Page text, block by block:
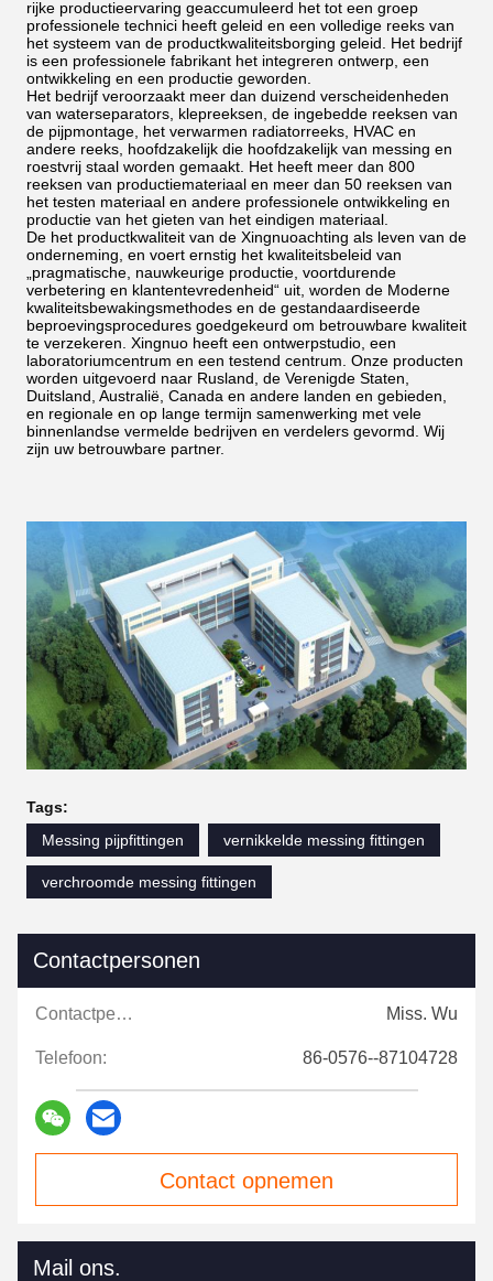
rijke productieervaring geaccumuleerd het tot een groep
professionele technici heeft geleid en een volledige reeks van
het systeem van de productkwaliteitsborging geleid. Het bedrijf
is een professionele fabrikant het integreren ontwerp, een
ontwikkeling en een productie geworden.
Het bedrijf veroorzaakt meer dan duizend verscheidenheden
van waterseparators, klepreeksen, de ingebedde reeksen van
de pijpmontage, het verwarmen radiatorreeks, HVAC en
andere reeks, hoofdzakelijk die hoofdzakelijk van messing en
roestvrij staal worden gemaakt. Het heeft meer dan 800
reeksen van productiemateriaal en meer dan 50 reeksen van
het testen materiaal en andere professionele ontwikkeling en
productie van het gieten van het eindigen materiaal.
De het productkwaliteit van de Xingnuoachting als leven van de
onderneming, en voert ernstig het kwaliteitsbeleid van
„pragmatische, nauwkeurige productie, voortdurende
verbetering en klantentevredenheid“ uit, worden de Moderne
kwaliteitsbewakingsmethodes en de gestandaardiseerde
beproevingsprocedures goedgekeurd om betrouwbare kwaliteit
te verzekeren. Xingnuo heeft een ontwerpstudio, een
laboratoriumcentrum en een testend centrum. Onze producten
worden uitgevoerd naar Rusland, de Verenigde Staten,
Duitsland, Australië, Canada en andere landen en gebieden,
en regionale en op lange termijn samenwerking met vele
binnenlandse vermelde bedrijven en verdelers gevormd. Wij
zijn uw betrouwbare partner.
Tags:
Messing pijpfittingen
vernikkelde messing fittingen
verchroomde messing fittingen
Contactpersonen
Contactpersonen: Miss. Wu
Telefoon: 86-0576--87104728
Contact opnemen
Mail ons.